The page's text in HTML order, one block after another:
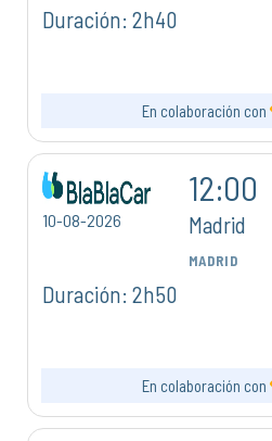
Duración: 2h40
En colaboración con
10-08-2026
12:00
Madrid
MADRID
Duración: 2h50
En colaboración con